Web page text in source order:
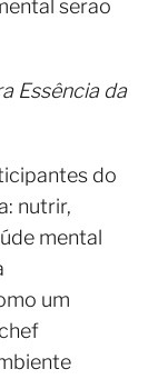
serão
Essência da
do
nutrir,
mental
um